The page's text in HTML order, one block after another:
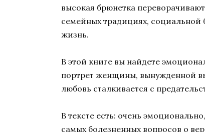
высокая брюнетка
семейных традициях, социальной
жизнь.
В этой книге вы найдете
портрет женщины, вынужденной
любовь сталкивается с
В тексте есть: очень
самых болезненных вопросов о